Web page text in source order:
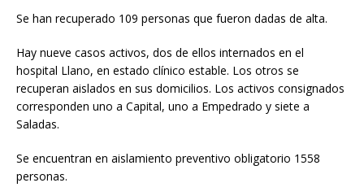
Se han recuperado 109 personas que fueron dadas de alta.
Hay nueve casos activos, dos de ellos internados en el
hospital Llano, en estado clínico estable. Los otros se
recuperan aislados en sus domicilios. Los activos consignados
corresponden uno a Capital, uno a Empedrado y siete a
Saladas.
Se encuentran en aislamiento preventivo obligatorio 1558
personas.